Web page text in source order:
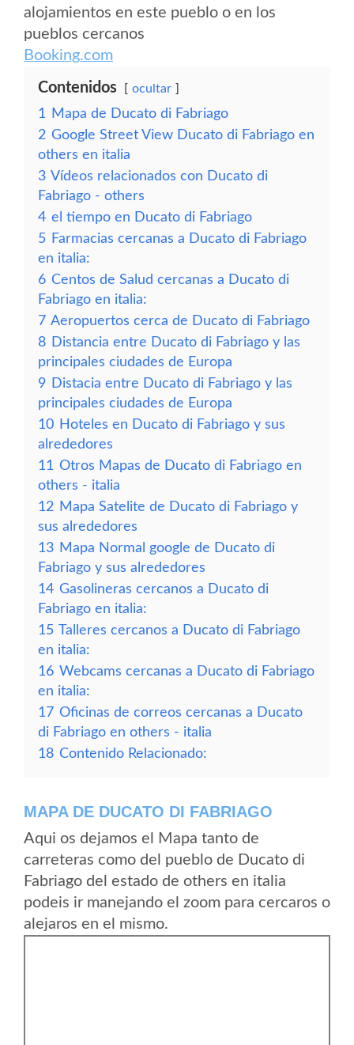
alojamientos en este pueblo o en los
pueblos cercanos
Booking.com
Contenidos ocultar
1
Mapa de Ducato di Fabriago
2 Google Street View Ducato di Fabriago en
others en italia
3 Vídeos relacionados con Ducato di
Fabriago - others
4 el tiempo en Ducato di Fabriago
5 Farmacias cercanas a Ducato di Fabriago
en italia:
6 Centos de Salud cercanas a Ducato di
Fabriago en italia:
7 Aeropuertos cerca de Ducato di Fabriago
8 Distancia entre Ducato di Fabriago y las
principales ciudades de Europa
9 Distacia entre Ducato di Fabriago y las
principales ciudades de Europa
10 Hoteles en Ducato di Fabriago y sus
alrededores
11 Otros Mapas de Ducato di Fabriago en
others - italia
12 Mapa Satelite de Ducato di Fabriago y
sus alrededores
13 Mapa Normal google de Ducato di
Fabriago y sus alrededores
14 Gasolineras cercanos a Ducato di
Fabriago en italia:
15 Talleres cercanos a Ducato di Fabriago
en italia:
16 Webcams cercanas a Ducato di Fabriago
en italia:
17 Oficinas de correos cercanas a Ducato
di Fabriago en others - italia
18 Contenido Relacionado:
MAPA DE DUCATO DI FABRIAGO
Aqui os dejamos el Mapa tanto de
carreteras como del pueblo de Ducato di
Fabriago del estado de others en italia
podeis ir manejando el zoom para cercaros o
alejaros en el mismo.